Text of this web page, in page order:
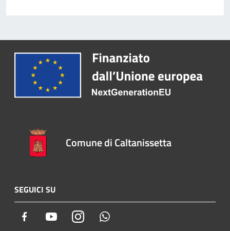
Comune di Caltanissetta
SEGUICI SU
Facebook YoutubeInstagram